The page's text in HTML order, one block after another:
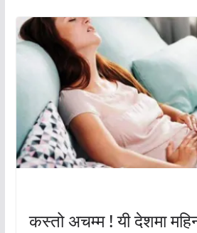
कस्तो अचम्म ! यी देशमा